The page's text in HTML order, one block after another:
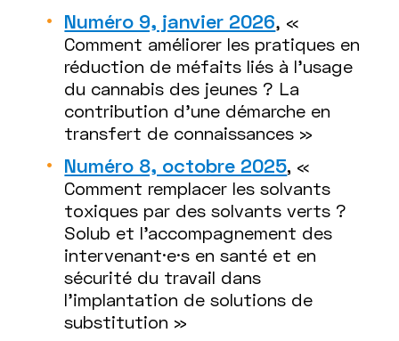
Numéro 9, janvier 2026, «
Comment améliorer les pratiques en
réduction de méfaits liés à l’usage
du cannabis des jeunes ? La
contribution d'une démarche en
transfert de connaissances »
Numéro 8, octobre 2025, «
Comment remplacer les solvants
toxiques par des solvants verts ?
Solub et l'accompagnement des
intervenant·e·s en santé et en
sécurité du travail dans
l'implantation de solutions de
substitution »